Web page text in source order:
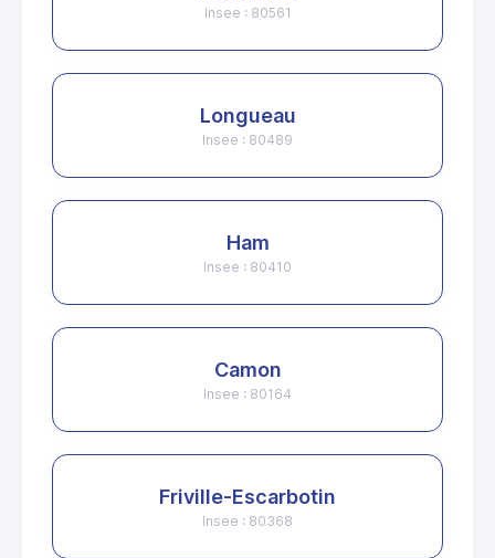
Insee : 80561
Longueau
Insee : 80489
Ham
Insee : 80410
Camon
Insee : 80164
Friville-Escarbotin
Insee : 80368